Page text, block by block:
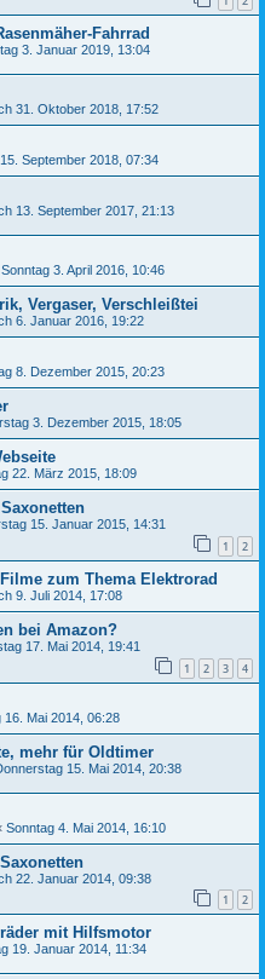
Fahrrad
3. Januar 2019, 13:04
31. Oktober 2018, 17:52
September 2018, 07:34
13. September 2017, 21:13
Sonntag 3. April 2016, 10:46
Vergaser, Verschleißtei
6. Januar 2016, 19:22
8. Dezember 2015, 20:23
3. Dezember 2015, 18:05
22. März 2015, 18:09
15. Januar 2015, 14:31
1 2
zum Thema Elektrorad
9. Juli 2014, 17:08
bei Amazon?
17. Mai 2014, 19:41
1 2 3 4
16. Mai 2014, 06:28
mehr für Oldtimer
15. Mai 2014, 20:38
Sonntag 4. Mai 2014, 16:10
22. Januar 2014, 09:38
1 2
mit Hilfsmotor
19. Januar 2014, 11:34